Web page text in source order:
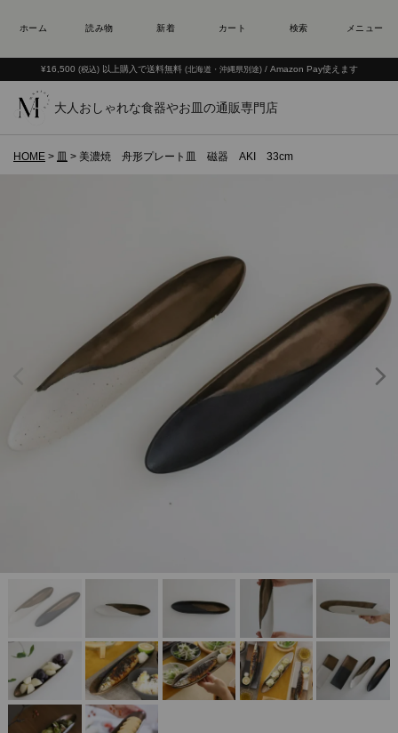
¥16,500 (税込) 以上購入で送料無料 (北海道・沖縄県別途) / Amazon Pay使えます
大人おしゃれな食器やお皿の通販専門店
HOME 皿 美濃焼 舟形プレート皿 磁器 AKI 33cm